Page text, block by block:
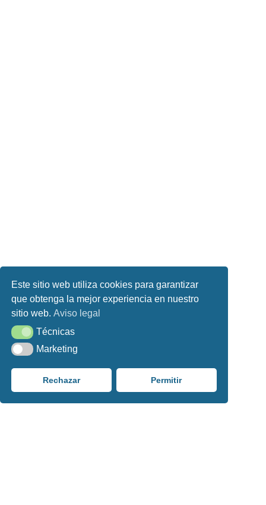
Este sitio web utiliza cookies para garantizar
que obtenga la mejor experiencia en nuestro
sitio web.Aviso legal
TécnicasTécnicas
MarketingMarketing
Rechazar Permitir